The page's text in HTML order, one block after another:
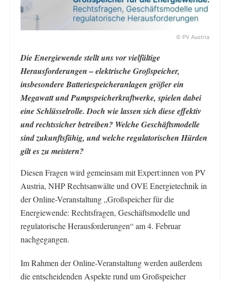
© PV Austria
Die Energiewende stellt uns vor vielfältige
Herausforderungen – elektrische Großspeicher,
insbesondere Batteriespeicheranlagen größer ein
Megawatt und Pumpspeicherkraftwerke, spielen dabei
eine Schlüsselrolle. Doch wie lassen sich diese effektiv
und rechtssicher betreiben? Welche Geschäftsmodelle
sind zukunftsfähig, und welche regulatorischen Hürden
gilt es zu meistern?
Diesen Fragen wird gemeinsam mit Expert:innen von PV
Austria, NHP Rechtsanwälte und OVE Energietechnik in
der Online-Veranstaltung „Großspeicher für die
Energiewende: Rechtsfragen, Geschäftsmodelle und
regulatorische Herausforderungen“ am 4. Februar
nachgegangen.
Im Rahmen der Online-Veranstaltung werden außerdem
die entscheidenden Aspekte rund um Großspeicher